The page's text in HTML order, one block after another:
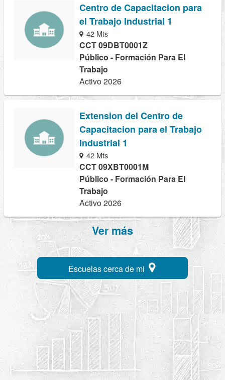
Centro de Capacitacion para
el Trabajo Industrial 1
42 Mts
CCT 09DBT0001Z
Público - Formación Para El
Trabajo
Activo 2026
Extension del Centro de
Capacitacion para el Trabajo
Industrial 1
42 Mts
CCT 09XBT0001M
Público - Formación Para El
Trabajo
Activo 2026
Ver más
Escuelas cerca de mi